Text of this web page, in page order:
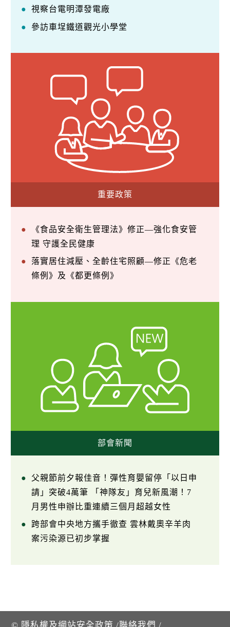
視察台電明潭發電廠
參訪車埕鐵道觀光小學堂
重要政策
《食品安全衛生管理法》修正—強化食安管
理 守護全民健康
落實居住減壓、全齡住宅照顧—修正《危老
條例》及《都更條例》
部會新聞
父親節前夕報佳音！彈性育嬰留停「以日申
請」突破4萬筆 「神隊友」育兒新風潮！7
月男性申辦比重連續三個月超越女性
跨部會中央地方攜手徹查 雲林戴奧辛羊肉
案污染源已初步掌握